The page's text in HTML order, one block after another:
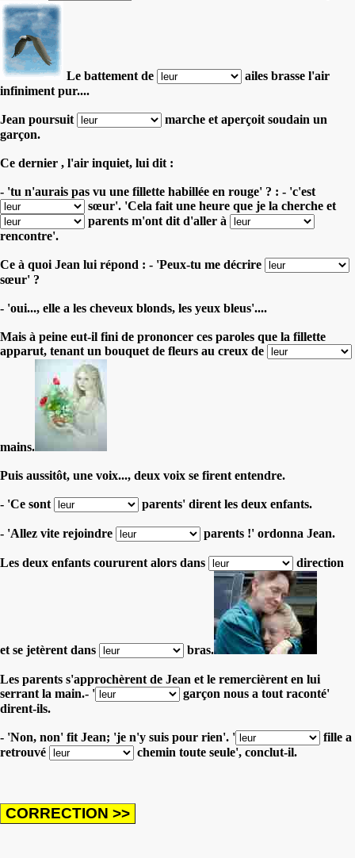
Le battement de
ailes brasse l'air
infiniment pur....
Jean poursuit
marche et aperçoit soudain un
garçon.
Ce dernier , l'air inquiet, lui dit :
- 'tu n'aurais pas vu une fillette habillée en rouge' ? : - 'c'est
sœur'. 'Cela fait une heure que je la cherche et
parents m'ont dit d'aller à
rencontre'.
Ce à quoi Jean lui répond : - 'Peux-tu me décrire
sœur' ?
- 'oui..., elle a les cheveux blonds, les yeux bleus'....
Mais à peine eut-il fini de prononcer ces paroles que la fillette
apparut, tenant un bouquet de fleurs au creux de
mains.
Puis aussitôt, une voix..., deux voix se firent entendre.
- 'Ce sont parents' dirent les deux enfants.
- 'Allez vite rejoindre parents !' ordonna Jean.
Les deux enfants coururent alors dans direction
et se jetèrent dans bras.
Les parents s'approchèrent de Jean et le remercièrent en lui
serrant la main.- '
garçon nous a tout raconté'
dirent-ils.
- 'Non, non' fit Jean; 'je n'y suis pour rien'. '
fille a
retrouvé
chemin toute seule', conclut-il.